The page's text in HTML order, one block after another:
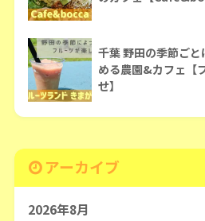
千葉 野田の季節ご
める農園&カフェ【
せ】
アーカイブ
2026年8月